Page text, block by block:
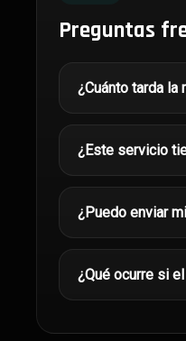
Preguntas
¿Cuánto tarda la
¿Este servicio
¿Puedo enviar
¿Qué ocurre si